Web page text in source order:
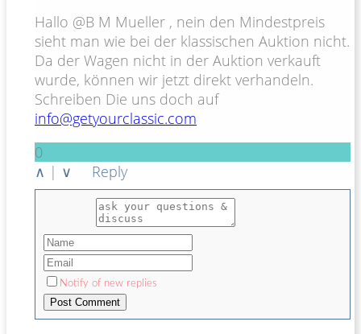
Hallo @B M Mueller , nein den Mindestpreis
sieht man wie bei der klassischen Auktion nicht.
Da der Wagen nicht in der Auktion verkauft
wurde, können wir jetzt direkt verhandeln.
Schreiben Die uns doch auf
info@getyourclassic.com
0
∧ | ∨ Reply
Notify of new replies